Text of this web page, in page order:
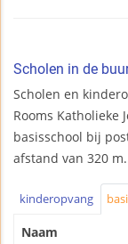
Scholen in de
Scholen en
Rooms Katholieke
basisschool bij
afstand van 320 m.
kinderopvang
Naam